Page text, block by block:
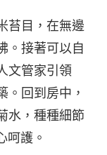
苔目，在無邊
。接著可以自
文管家引領
。回到房中，
水，種種細節
呵護。